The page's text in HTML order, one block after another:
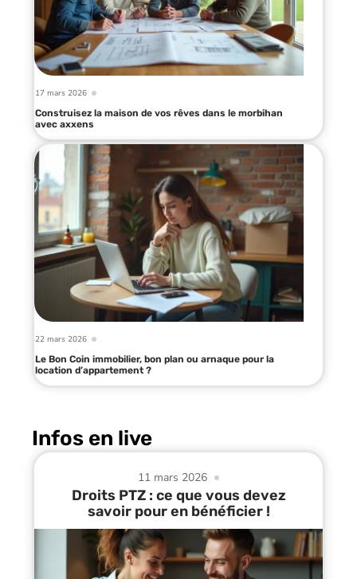
17 mars 2026
Construisez la maison de vos rêves dans le morbihan
avec axxens
22 mars 2026
Le Bon Coin immobilier, bon plan ou arnaque pour la
location d’appartement ?
Infos en live
11 mars 2026
Droits PTZ : ce que vous devez
savoir pour en bénéficier !